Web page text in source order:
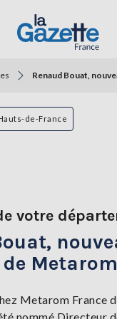
Renaud Bouat,
de-France
votre
Metarom France